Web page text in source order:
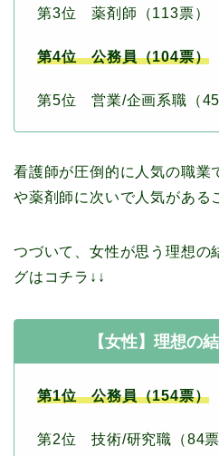
第3位 薬剤師（113票）
第4位 公務員（104票）
第5位 営業/企画系職（45
看護師が圧倒的に人気の職業
や薬剤師に次いで人気がある
つづいて、女性が思う理想の
グはコチラ↓↓
【女性】理想の
第1位 公務員（154票）
第2位 技術/研究職（84票